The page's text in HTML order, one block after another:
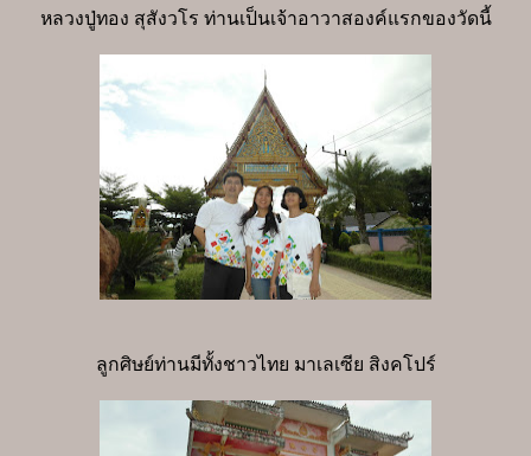
หลวงปู่ทอง สุสังวโร ท่านเป็นเจ้าอาวาสองค์แรกของวัดนี้
ลูกศิษย์ท่านมีทั้งชาวไทย มาเลเซีย สิงคโปร์